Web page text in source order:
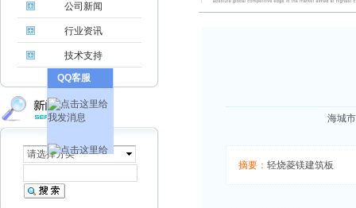
公司新闻
行业资讯
技术支持
请选择分类
海城
摘要： 轻烧菱镁建筑板
QQ客服